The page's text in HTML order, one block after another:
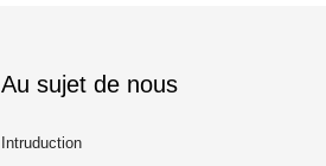
Au sujet de nous
Intruduction